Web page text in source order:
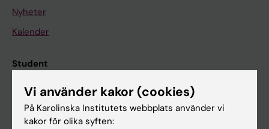
Nyheter
Kalender
Student
Ladok
Canvas
Schema
Vi använder kakor (cookies)
På Karolinska Institutets webbplats använder vi
kakor för olika syften: